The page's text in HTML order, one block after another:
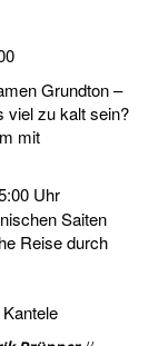
Grundton –
viel zu kalt sein?
mit
Uhr
Saiten
Reise durch